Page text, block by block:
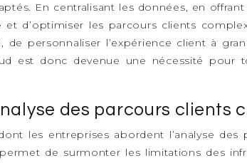
En centralisant les données, en
d’optimiser les parcours clients
de personnaliser l’expérience client à
est donc devenue une nécessité pour
des parcours clients
les entreprises abordent l’analyse
de surmonter les limitations des